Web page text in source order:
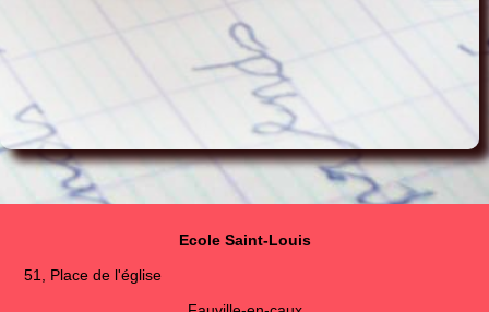
Ecole Saint-Louis
51, Place de l'église